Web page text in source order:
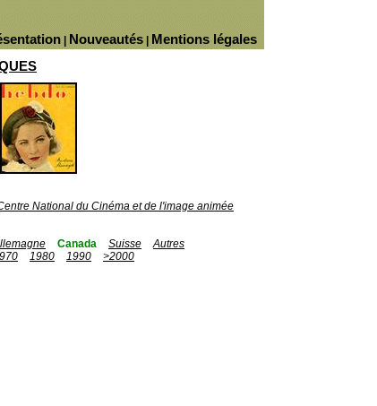
Mentions légales
Nouveautés
National du Cinéma et de l'image animée
Canada Suisse
Autres
1980 1990
>2000